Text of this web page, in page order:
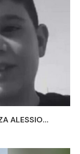
ALESSIO...